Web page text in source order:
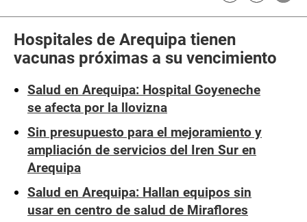
Hospitales de Arequipa tienen
vacunas próximas a su vencimiento
Salud en Arequipa: Hospital Goyeneche
se afecta por la llovizna
Sin presupuesto para el mejoramiento y
ampliación de servicios del Iren Sur en
Arequipa
Salud en Arequipa: Hallan equipos sin
usar en centro de salud de Miraflores